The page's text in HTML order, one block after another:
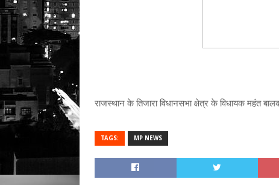
राजस्थान के तिजारा विधानसभा क्षेत्र के विधायक महंत
TAGS: MP NEWS